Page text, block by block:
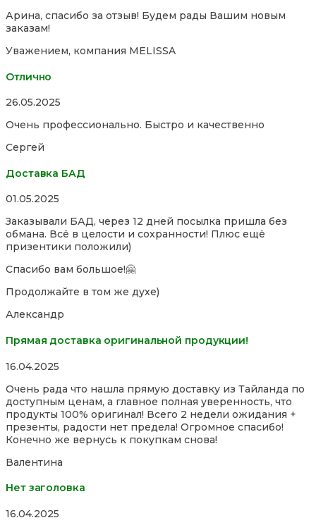
Арина, спасибо за отзыв! Будем рады Вашим новым
заказам!
Уважением, компания MELISSA
Отлично
Rated
out
5
26.05.2025
Очень профессионально. Быстро и качественно
Сергей
Доставка БАД
Rated
out
of
5
01.05.2025
Заказывали БАД, через 12 дней посылка пришла без
обмана. Всё в целости и сохранности! Плюс ещё
призентики положили)
Спасибо вам большое!🤗
Продолжайте в том же духе)
Александр
Прямая доставка оригинальной продукции!
Rated
out
of
5
16.04.2025
Очень рада что нашла прямую доставку из Тайланда по
доступным ценам, а главное полная уверенность, что
продукты 100% оригинал! Всего 2 недели ожидания +
презенты, радости нет предела! Огромное спасибо!
Конечно же вернусь к покупкам снова!
Валентина
Нет заголовка
Rated
16.04.2025